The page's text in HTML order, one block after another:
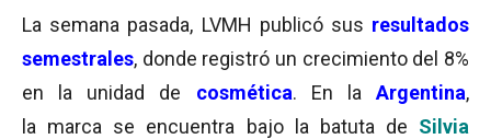
La semana pasada, LVMH publicó sus resultados
semestrales, donde registró un crecimiento del 8%
en la unidad de cosmética. En laArgentina,
la marca se encuentra bajo la batuta de Silvia